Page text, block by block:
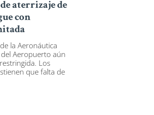
aterrizaje de
con
la Aeronáutica
del Aeropuerto aún
Los
que falta de